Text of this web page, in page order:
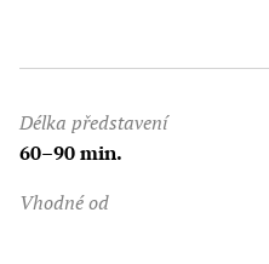
Délka představení
60–90 min.
Vhodné od